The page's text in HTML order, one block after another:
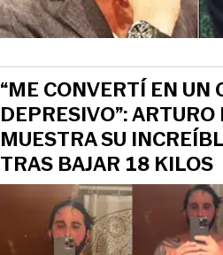
“ME CONVERTÍ EN UN
DEPRESIVO”:
MUESTRA SU
TRAS BAJAR 18 KILOS